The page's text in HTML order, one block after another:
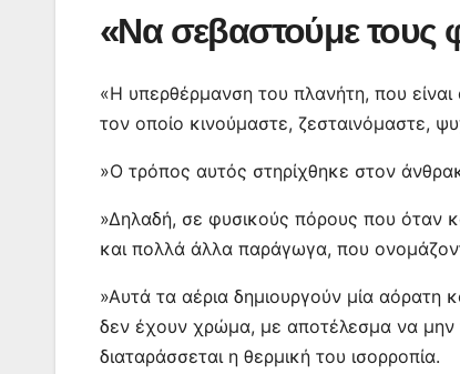
«Να σεβαστούμε τους
«Η υπερθέρμανση του πλανήτη, που
τον οποίο κινούμαστε, ζεσταινόμαστε,
»Ο τρόπος αυτός στηρίχθηκε στον
»Δηλαδή, σε φυσικούς πόρους που όταν
και πολλά άλλα παράγωγα, που
»Αυτά τα αέρια δημιουργούν μία αόρατη
δεν έχουν χρώμα, με αποτέλεσμα να
διαταράσσεται η θερμική του ισορροπία.